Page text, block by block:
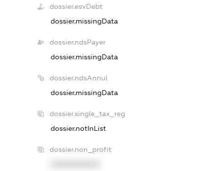
dossier.esvDebt
dossier.missingData
dossier.ndsPayer
dossier.missingData
dossier.ndsAnnul
dossier.missingData
dossier.single_tax_reg
dossier.notInList
dossier.non_profit